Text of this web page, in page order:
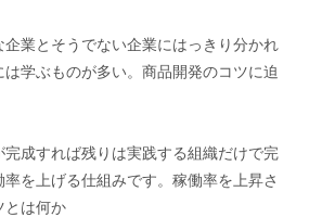
業とそうでない企業にはっきり分かれ
は学ぶものが多い。商品開発のコツに迫
成すれば残りは実践する組織だけで完
を上げる仕組みです。稼働率を上昇さ
とは何か